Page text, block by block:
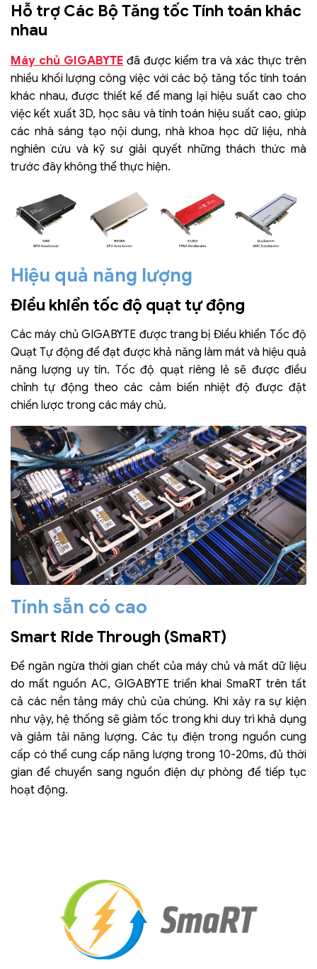
Hỗ trợ Các Bộ Tăng tốc Tính toán khác
nhau
Máy chủ GIGABYTE đã được kiểm tra và xác thực trên
nhiều khối lượng công việc với các bộ tăng tốc tính toán
khác nhau, được thiết kế để mang lại hiệu suất cao cho
việc kết xuất 3D, học sâu và tính toán hiệu suất cao, giúp
các nhà sáng tạo nội dung, nhà khoa học dữ liệu, nhà
nghiên cứu và kỹ sư giải quyết những thách thức mà
trước đây không thể thực hiện.
Hiệu quả năng lượng
Điều khiển tốc độ quạt tự động
Các máy chủ GIGABYTE được trang bị Điều khiển Tốc độ
Quạt Tự động để đạt được khả năng làm mát và hiệu quả
năng lượng uy tín. Tốc độ quạt riêng lẻ sẽ được điều
chỉnh tự động theo các cảm biến nhiệt độ được đặt
chiến lược trong các máy chủ.
Tính sẵn có cao
Smart Ride Through (SmaRT)
Để ngăn ngừa thời gian chết của máy chủ và mất dữ liệu
do mất nguồn AC, GIGABYTE triển khai SmaRT trên tất
cả các nền tảng máy chủ của chúng. Khi xảy ra sự kiện
như vậy, hệ thống sẽ giảm tốc trong khi duy trì khả dụng
và giảm tải năng lượng. Các tụ điện trong nguồn cung
cấp có thể cung cấp năng lượng trong 10-20ms, đủ thời
gian để chuyển sang nguồn điện dự phòng để tiếp tục
hoạt động.